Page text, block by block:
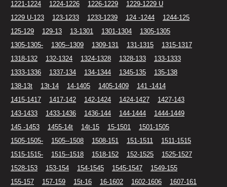
1221-1224
1224-1226 1226-1229
1229-1229 U
1229 U-123
123-1233 1233-1239 124 -1244
1244-125
125-129
129-13 13-1301 1301-1304
1305-1305
1305-1305-
1305--1309 1309-131 131-1315
1315-1317
1318-132
132-1324 1324-1328 1328-133
133-1333
1333-1336
1337-134 134-1344 1345-135
135-138
138-13t
13t-14 14-1405 1405-1409
141 -1414
1415-1417
1417-142 142-1424 1424-1427
1427-143
143-1433
1433-1436 1436-144 144-1444
1444-1449
145 -1453
1455-14t 14t-15 15-1501
1501-1505
1505-1505-
1505--1508 1508-151 151-1511
1511-1515
1515-1515-
1515--1518 1518-152 152-1525
1525-1527
1528-153
153-154 154-1545 1545-1547
1549-155
155-157
157-159 15t-16 16-1602 1602-1606
1607-161